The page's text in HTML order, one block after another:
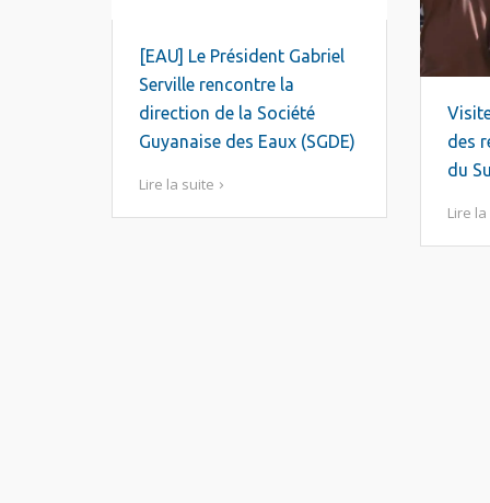
[EAU] Le Président Gabriel
Serville rencontre la
direction de la Société
Guyanaise des Eaux (SGDE)
Lire la suite
des
du
Lire